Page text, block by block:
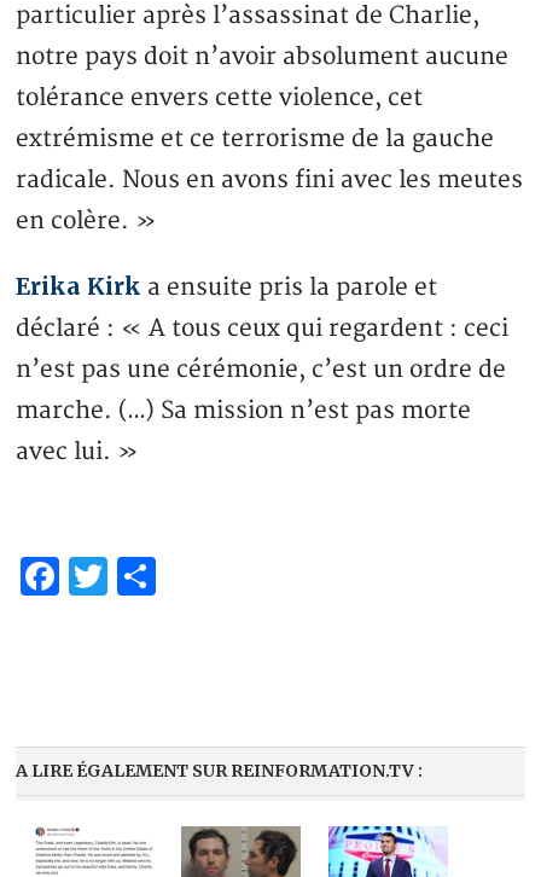
particulier après l’assassinat de Charlie,
notre pays doit n’avoir absolument aucune
tolérance envers cette violence, cet
extrémisme et ce terrorisme de la gauche
radicale. Nous en avons fini avec les meutes
en colère. »
Erika Kirk a ensuite pris la parole et
déclaré : « A tous ceux qui regardent : ceci
n’est pas une cérémonie, c’est un ordre de
marche. (…) Sa mission n’est pas morte
avec lui. »
Facebook
Twitter
A LIRE ÉGALEMENT SUR REINFORMATION.TV :